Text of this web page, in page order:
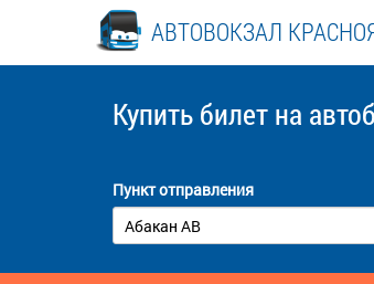
АВТОВОКЗАЛ
Купить билет на
Пункт отправления